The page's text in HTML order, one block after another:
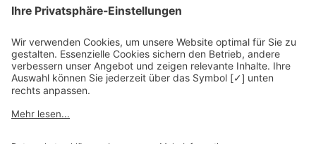
Kontakt
Datenschutz
Newsletter